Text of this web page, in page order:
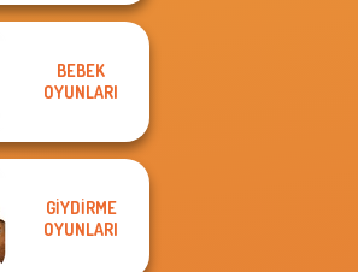
BEBEK
OYUNLARI
GIYDIRME
OYUNLARI